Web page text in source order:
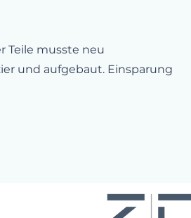
Teile musste neu
und aufgebaut. Einsparung